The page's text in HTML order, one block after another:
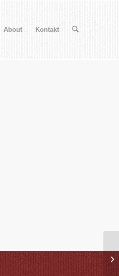
About Kontakt